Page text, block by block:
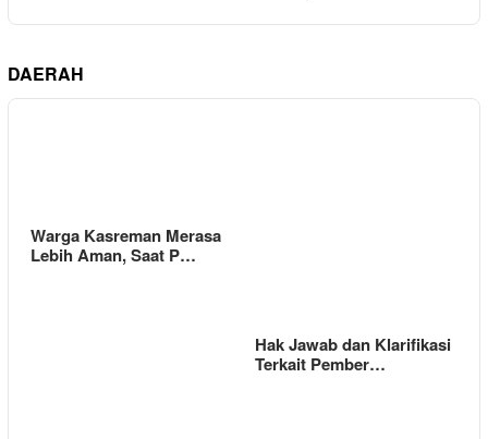
DAERAH
Warga Kasreman Merasa
Lebih Aman, Saat P…
Hak Jawab dan Klarifikasi
Terkait Pember…